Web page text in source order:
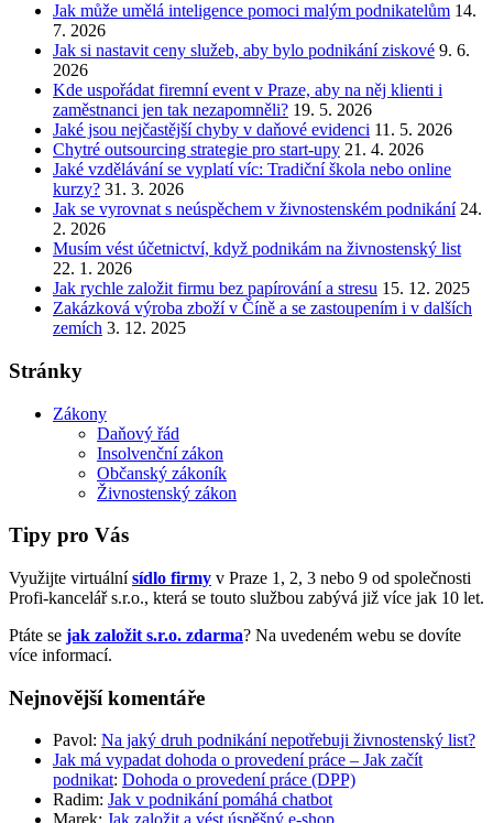
Jak může umělá inteligence pomoci malým podnikatelům 14.
7. 2026
Jak si nastavit ceny služeb, aby bylo podnikání ziskové 9. 6.
2026
Kde uspořádat firemní event v Praze, aby na něj klienti i
zaměstnanci jen tak nezapomněli? 19. 5. 2026
Jaké jsou nejčastější chyby v daňové evidenci 11. 5. 2026
Chytré outsourcing strategie pro start-upy 21. 4. 2026
Jaké vzdělávání se vyplatí víc: Tradiční škola nebo online
kurzy? 31. 3. 2026
Jak se vyrovnat s neúspěchem v živnostenském podnikání 24.
2. 2026
Musím vést účetnictví, když podnikám na živnostenský list
22. 1. 2026
Jak rychle založit firmu bez papírování a stresu 15. 12. 2025
Zakázková výroba zboží v Číně a se zastoupením i v dalších
zemích 3. 12. 2025
Stránky
Zákony
Daňový řád
Insolvenční zákon
Občanský zákoník
Živnostenský zákon
Tipy pro Vás
Využijte virtuálnísídlo firmy v Praze 1, 2, 3 nebo 9 od společnosti
Profi-kancelář s.r.o., která se touto službou zabývá již více jak 10 let.
Ptáte se jak založit s.r.o. zdarma? Na uvedeném webu se dovíte
více informací.
Nejnovější komentáře
Pavol: Na jaký druh podnikání nepotřebuji živnostenský list?
Jak má vypadat dohoda o provedení práce – Jak začít
podnikat: Dohoda o provedení práce (DPP)
Radim: Jak v podnikání pomáhá chatbot